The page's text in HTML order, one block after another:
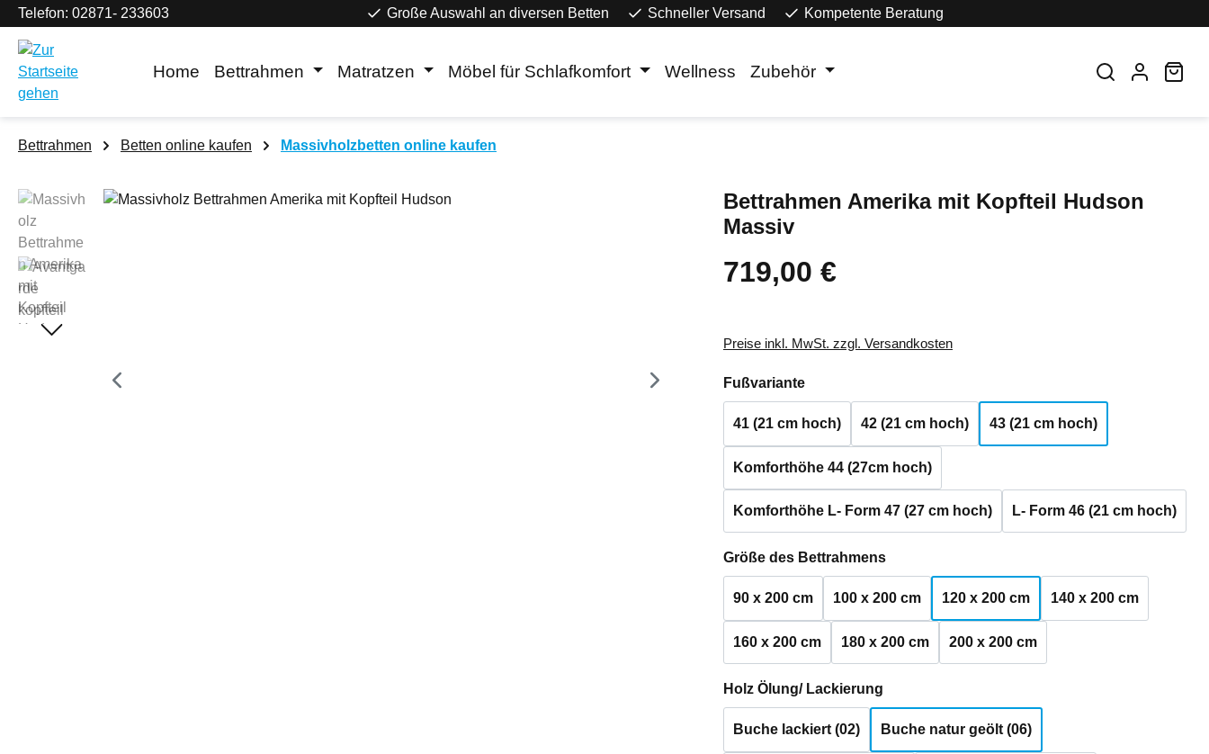
Hauptinhalt springen
Zur Suche springen
Zur Hauptnavigation springen
Telefon: 02871- 233603 Große Auswahl an diversen Betten Schneller Versand Kompetente Beratung
Home Bettrahmen Matratzen Möbel für Schlafkomfort Wellness Zubehör
Bettrahmen Betten online kaufen Massivholzbetten online kaufen
Bildergalerie überspringen
Bettrahmen Amerika mit Kopfteil Hudson
Massiv
Regulärer Preis:
719,00 €
Preise inkl. MwSt. zzgl. Versandkosten
Fußvarianteauswählen
41 (21 cm hoch) 42 (21 cm hoch) 43 (21 cm hoch)
Komforthöhe 44 (27cm hoch)
Komforthöhe L- Form 47 (27 cm hoch) L- Form 46 (21 cm hoch)
Größe des Bettrahmensauswählen
90 x 200 cm 100 x 200 cm 120 x 200 cm 140 x 200 cm
160 x 200 cm 180 x 200 cm 200 x 200 cm
Holz Ölung/ Lackierung
Buche lackiert (02) Buche natur geölt (06)